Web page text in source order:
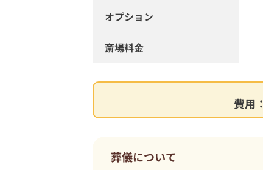
オプション
斎場料金
費用：
葬儀について